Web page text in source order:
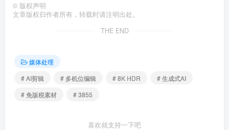
© 版权声明
文章版权归作者所有，转载时请注明出处。
THE END
媒体处理
# AI剪辑
# 多机位编辑 # 8K HDR
# 生成式AI
# 免版税素材
# 3855
喜欢就支持一下吧